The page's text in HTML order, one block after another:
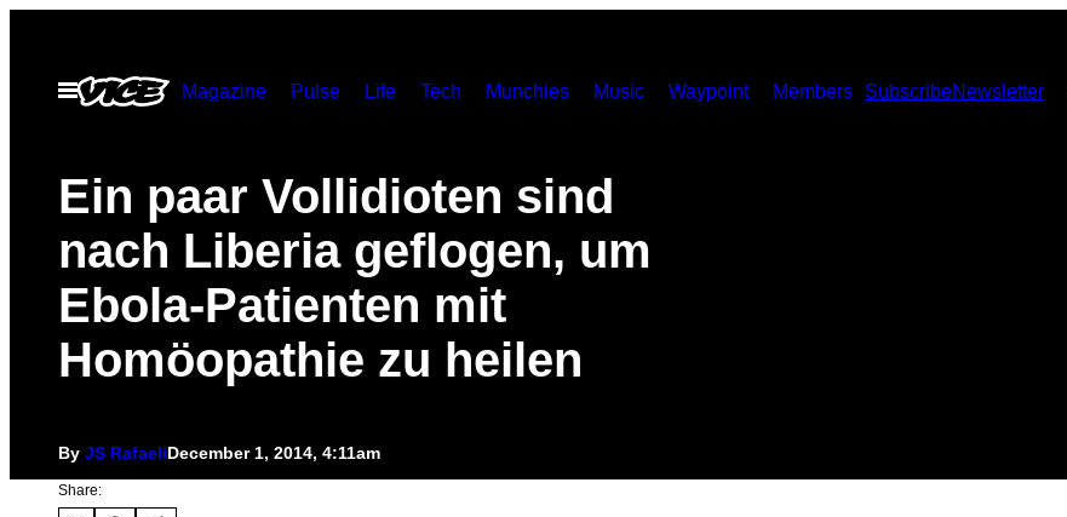
contentOpen
Menu
Magazine Pulse Life Tech Munchies Music Waypoint Members SubscribeNewsletter
​Ein paar Vollidioten sind
nach Liberia geflogen, um
Ebola-Patienten mit
Homöopathie zu heilen
By JS RafaeliDecember 1, 2014, 4:11am
Share: